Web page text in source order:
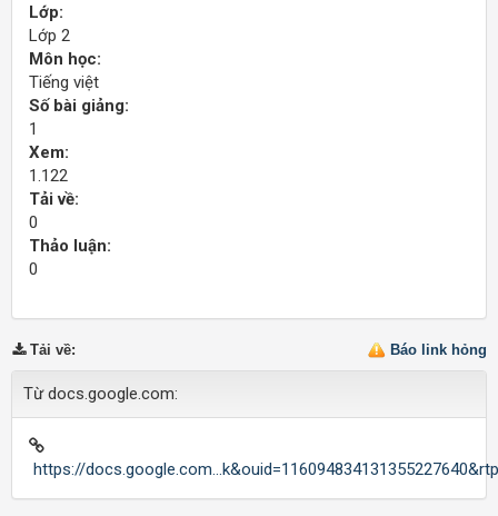
Lớp:
Lớp 2
Môn học:
Tiếng việt
Số bài giảng:
1
Xem:
1.122
Tải về:
0
Thảo luận:
0
Báo link hỏng
Tải về:
Từ docs.google.com:
https://